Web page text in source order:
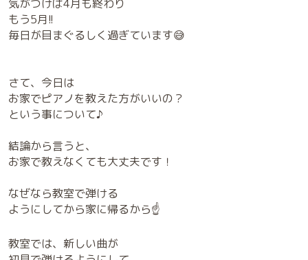
気がつけば4月も終わり
もう5月!!
毎日が目まぐるしく過ぎています😅
さて、今日は
お家でピアノを教えた方がいいの？
という事について♪
結論から言うと、
お家で教えなくても大丈夫です！
なぜなら教室で弾ける
ようにしてから家に帰るから☝️
教室では、新しい曲が